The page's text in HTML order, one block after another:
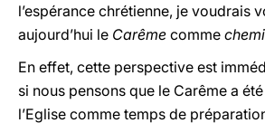
l’espérance chrétienne, je voudrais
aujourd’hui le Carême comme
En effet, cette perspective est
si nous pensons que le Carême a
l’Eglise comme temps de